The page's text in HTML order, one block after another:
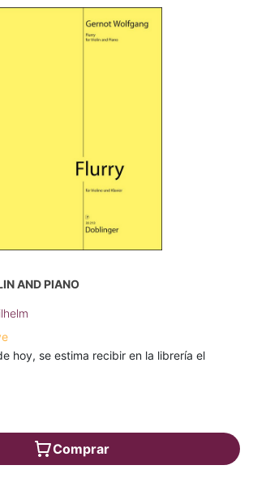
AND PIANO
hoy, se estima recibir en la librería el
Comprar